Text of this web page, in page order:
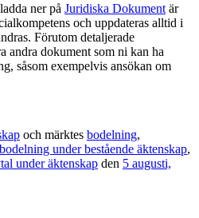
ner på Juridiska Dokument är
och uppdateras alltid i
Förutom detaljerade
andra dokument som ni kan ha
såsom exempelvis ansökan om
och märktes bodelning,
bodelning under bestående äktenskap,
under äktenskap den 5 augusti,